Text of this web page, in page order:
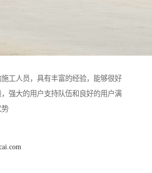
工人员，具有丰富的经验，能够很好
强大的用户支持队伍和良好的用户满
势